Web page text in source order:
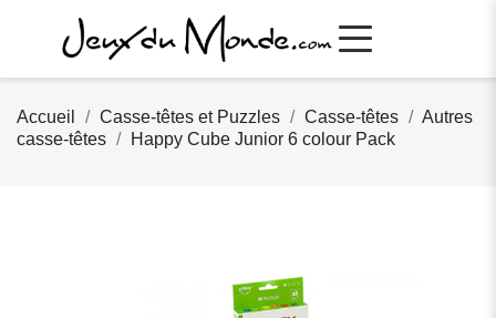
Accueil Casse-têtes et Puzzles Casse-têtes
Autres
casse-têtes
Happy Cube Junior 6 colour Pack